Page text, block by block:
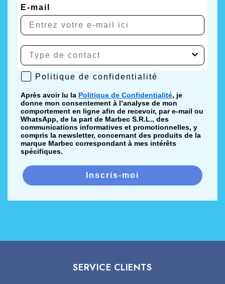
E-mail
Politique de confidentialité
Politique de confidentialité
Après avoir lu la Politique de Confidentialité, je
donne mon consentement à l’analyse de mon
comportement en ligne afin de recevoir, par e-mail ou
WhatsApp, de la part de Marbec S.R.L., des
communications informatives et promotionnelles, y
compris la newsletter, concernant des produits de la
marque Marbec correspondant à mes intérêts
spécifiques.
Inscris-moi
SERVICE CLIENTS